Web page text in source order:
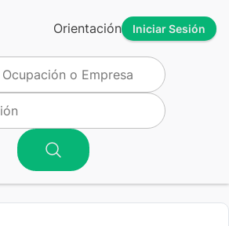
Orientación Iniciar Sesión